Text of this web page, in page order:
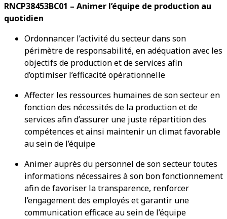
RNCP38453BC01 – Animer l’équipe de production au
quotidien
Ordonnancer l’activité du secteur dans son
périmètre de responsabilité, en adéquation avec les
objectifs de production et de services afin
d’optimiser l’efficacité opérationnelle
Affecter les ressources humaines de son secteur en
fonction des nécessités de la production et de
services afin d’assurer une juste répartition des
compétences et ainsi maintenir un climat favorable
au sein de l’équipe
Animer auprès du personnel de son secteur toutes
informations nécessaires à son bon fonctionnement
afin de favoriser la transparence, renforcer
l’engagement des employés et garantir une
communication efficace au sein de l’équipe